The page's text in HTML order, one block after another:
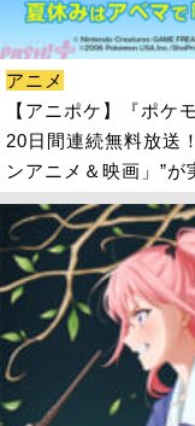
アニメ
【アニポケ】『ポケ
20日間連続無料放送
ンアニメ＆映画」”が